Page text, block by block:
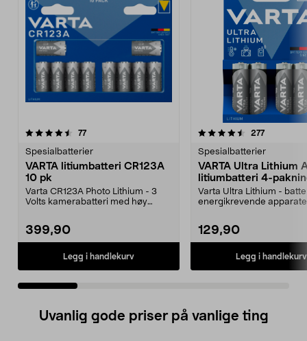
77anmeldelser
Spesialbatterier
VARTA litiumbatteri CR123A
10 pk
Varta CR123A Photo Lithium - 3
Volts kamerabatteri med høy
399,90
Legg i handlekurv
4.5 av 5 stjerner 277
Spesialbatterier
VARTA Ultra Lithium
litiumbatteri 4-
Varta Ultra Lithium -
energikrevende
129,90
Legg i handlekurv
4.5 av 5 stjerner
Uvanlig gode priser på vanlige ting